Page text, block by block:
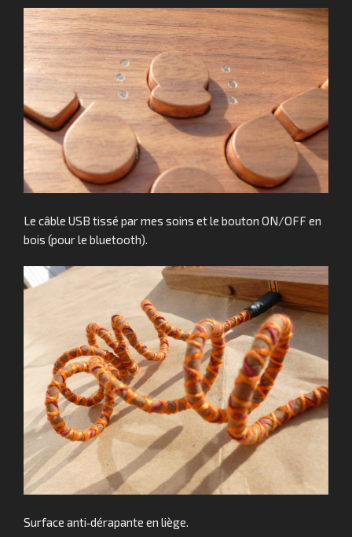
Le câble USB tissé par mes soins et le bouton ON/OFF en
bois (pour le bluetooth).
Surface anti‑dérapante en liège.